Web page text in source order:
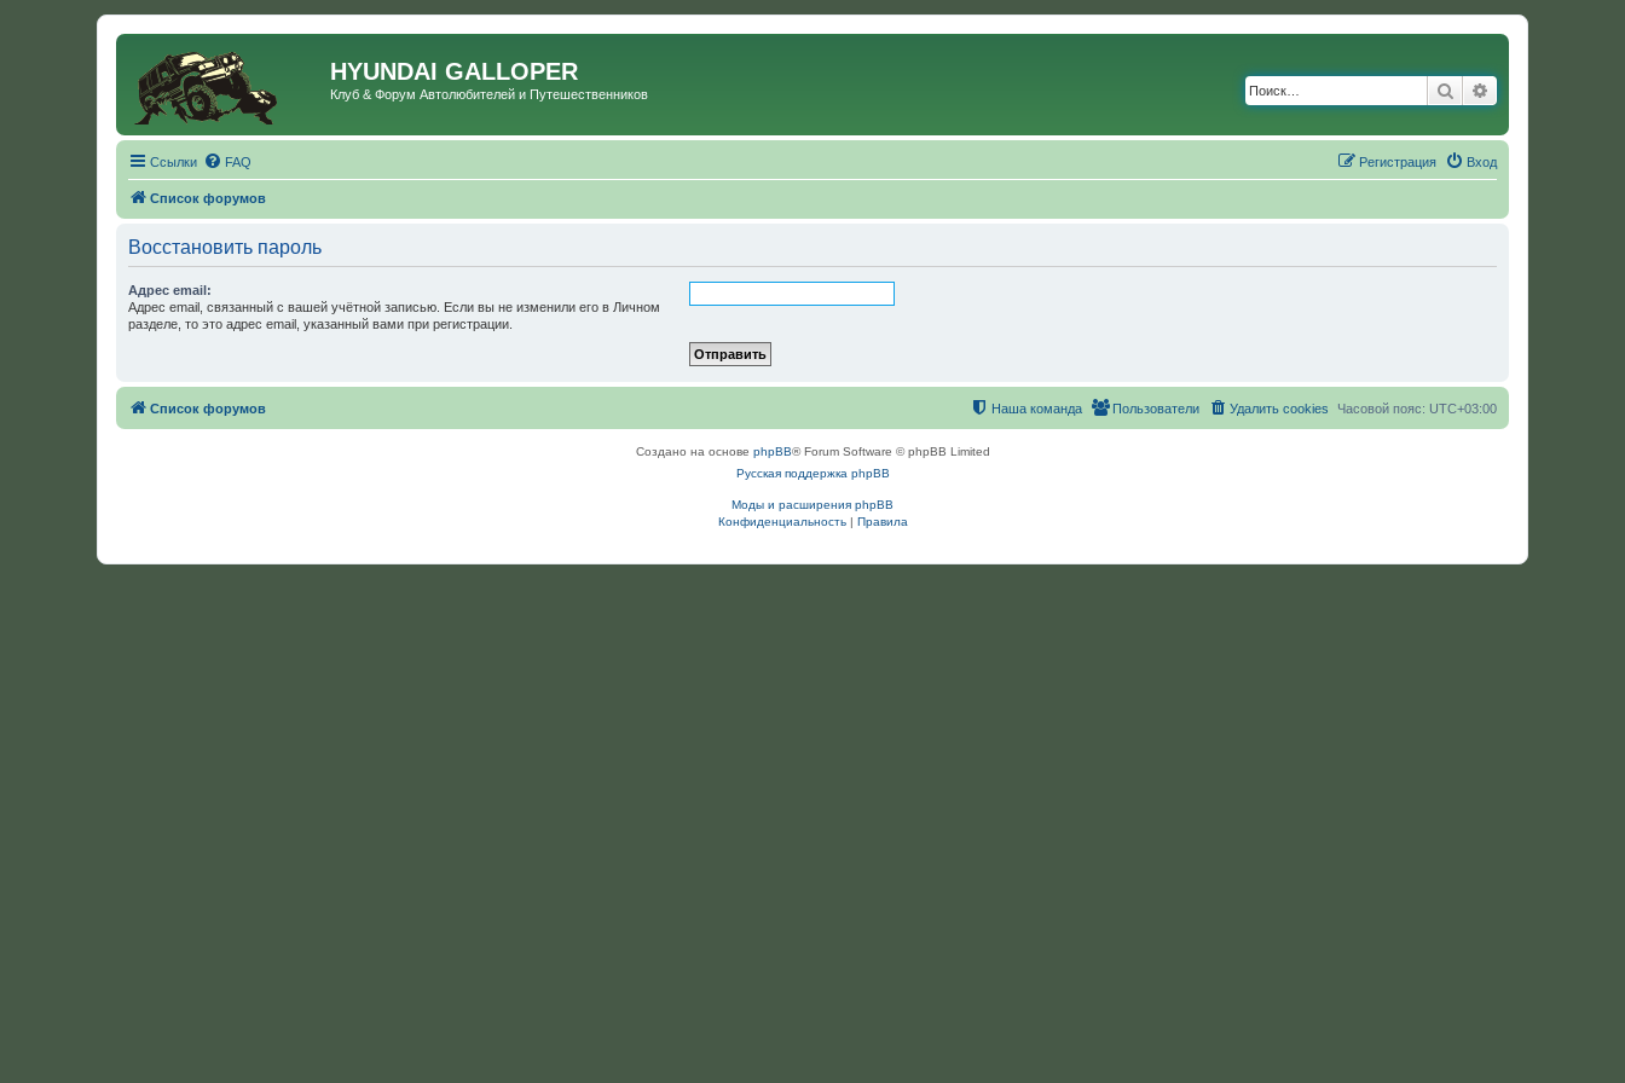
HYUNDAI GALLOPER
Клуб & Форум Автолюбителей и Путешественников Поиск
Ссылки FAQ Вход
Регистрация
Список форумов
Восстановить пароль
Адрес email:
Адрес email, связанный с вашей учётной записью. Если вы не изменили его в Личном
разделе, то это адрес email, указанный вами при регистрации.
Список форумов Часовой пояс: UTC+03:00
Удалить cookies
Пользователи
Наша команда
Создано на основе phpBB® Forum Software © phpBB Limited
Русская поддержка phpBB
Моды и расширения phpBB
Конфиденциальность| Правила